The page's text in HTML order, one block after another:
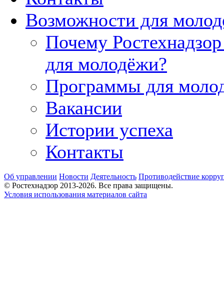
Возможности для
Почему
для молодёжи?
Программы для
Вакансии
Истории успеха
Контакты
Об управлении Новости Деятельность Противодействие
© Ростехнадзор 2013-2026. Все права защищены.
Условия использования материалов сайта